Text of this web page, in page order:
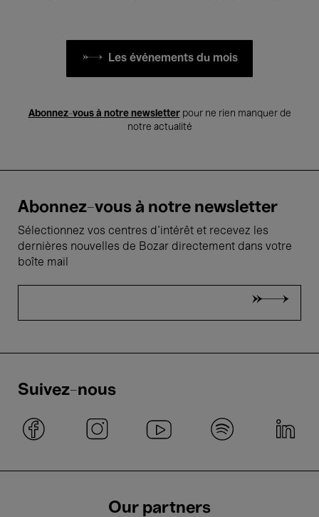
Les événements du mois
Abonnez-vous à notre newsletterpour ne rien manquer de
notre actualité
Abonnez-vous à notre newsletter
Sélectionnez vos centres d'intérêt et recevez les
dernières nouvelles de Bozar directement dans votre
boîte mail
Suivez-nous
Our partners